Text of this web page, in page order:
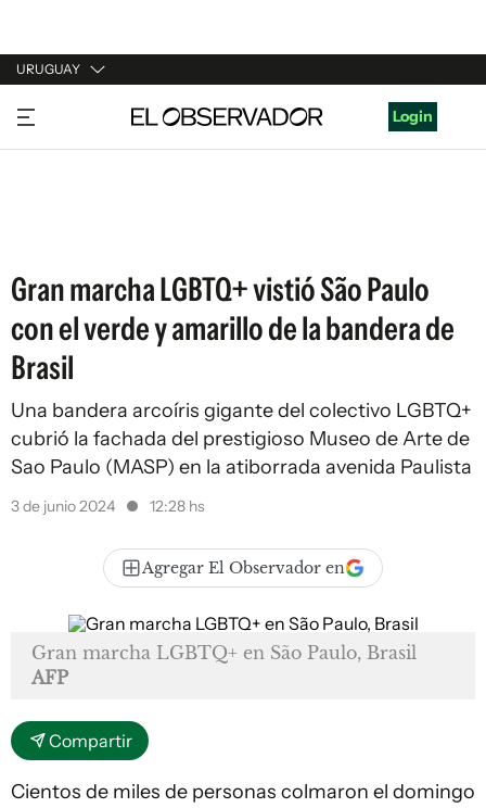
URUGUAY
URUGUAY
ARGENTINA
Login
Gran marcha LGBTQ+ vistió São Paulo
con el verde y amarillo de la bandera de
Brasil
Una bandera arcoíris gigante del colectivo LGBTQ+
cubrió la fachada del prestigioso Museo de Arte de
Sao Paulo (MASP) en la atiborrada avenida Paulista
3 de junio 2024 12:28 hs
Agregar El Observador en
Gran marcha LGBTQ+ en São Paulo, Brasil
AFP
Compartir
Cientos de miles de personas colmaron el domingo